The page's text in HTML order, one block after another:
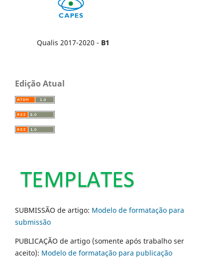
Qualis 2017-2020 - B1
Edição Atual
SUBMISSÃO de artigo: Modelo de formatação para
submissão
PUBLICAÇÃO de artigo (somente após trabalho ser
aceito): Modelo de formatação para publicação